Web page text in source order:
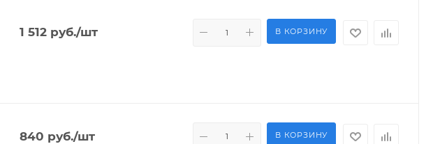
1 512руб./шт В КОРЗИНУ
840 руб./шт В КОРЗИНУ